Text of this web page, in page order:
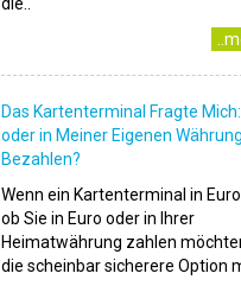
die..
Das Kartenterminal Fragte
oder in Meiner Eigenen Währung
Bezahlen?
Wenn ein Kartenterminal in
ob Sie in Euro oder in Ihrer
Heimatwährung zahlen
die scheinbar sicherere Option